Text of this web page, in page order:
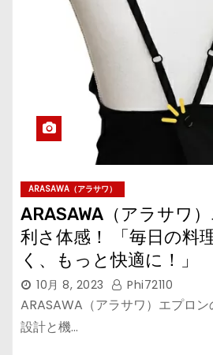
ARASAWA（アラサワ）
ARASAWA（アラサワ
利さ体感！ 「毎日の料
く、もっと快適に！」
10月 8, 2023 Phi72110
ARASAWA（アラサワ）エプロ
設計と機…